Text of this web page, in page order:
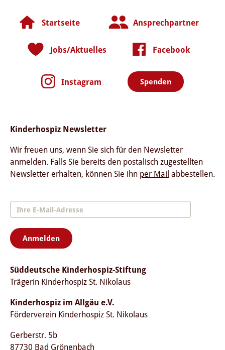
Startseite Ansprechpartner
Jobs/Aktuelles Facebook
Instagram Spenden
Kinderhospiz Newsletter
Wir freuen uns, wenn Sie sich für den Newsletter
anmelden. Falls Sie bereits den postalisch zugestellten
Newsletter erhalten, können Sie ihn per Mail abbestellen.
Anmelden
Süddeutsche Kinderhospiz-Stiftung
Trägerin Kinderhospiz St. Nikolaus
Kinderhospiz im Allgäu e.V.
Förderverein Kinderhospiz St. Nikolaus
Gerberstr. 5b
87730 Bad Grönenbach